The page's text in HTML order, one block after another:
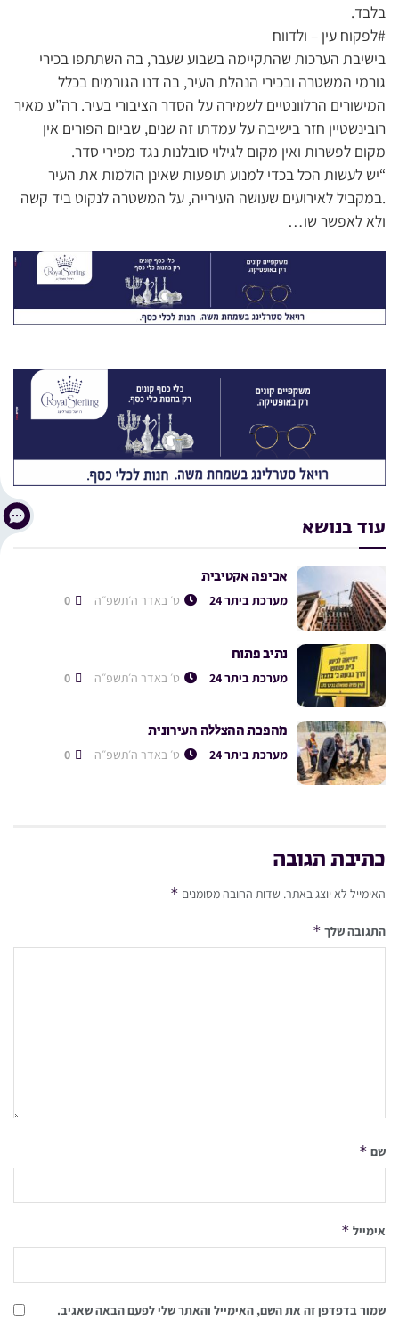
בלבד.
#לפקוח עין – ולדווח
בישיבת הערכות שהתקיימה בשבוע שעבר, בה השתתפו בכירי
גורמי המשטרה ובכירי הנהלת העיר, בה דנו הגורמים בכלל
המישורים הרלוונטיים לשמירה על הסדר הציבורי בעיר. רה”ע מאיר
רובינשטיין חזר בישיבה על עמדתו זה שנים, שביום הפורים אין
מקום לפשרות ואין מקום לגילוי סובלנות נגד מפירי סדר.
“יש לעשות הכל בכדי למנוע תופעות שאינן הולמות את העיר
.במקביל לאירועים שעושה העירייה, על המשטרה לנקוט ביד קשה
ולא לאפשר שו…
עוד בנושא
אכיפה אקטיבית
מערכת ביתר 24 ט׳ באדר ה׳תשפ״ה
נתיב פתוח
מערכת ביתר 24 ט׳ באדר ה׳תשפ״ה
מהפכת ההצללה העירונית
מערכת ביתר 24 ט׳ באדר ה׳תשפ״ה
כתיבת תגובה
האימייל לא יוצג באתר. שדות החובה מסומנים *
התגובה שלך *
שם *
אימייל *
שמור בדפדפן זה את השם, האימייל והאתר שלי לפעם הבאה שאגיב.